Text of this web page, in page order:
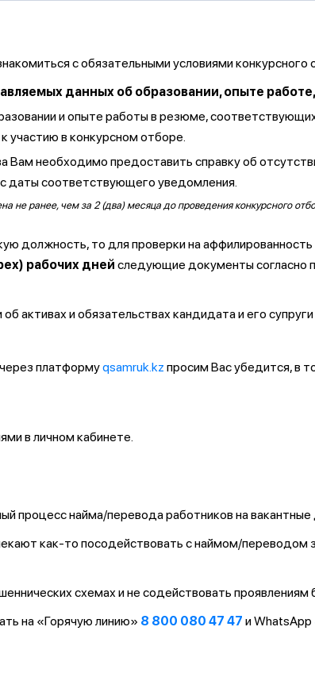
с обязательными условиями конкурсного
данных об образовании, опыте
и опыте работы в резюме,
в конкурсном отборе.
необходимо предоставить справку об
с даты соответствующего уведомления.
ранее, чем за 2 (два) месяца до проведения конкурсного
должность, то для проверки на
рабочих дней следующие документы согласно
активах и обязательствах кандидата и его супруги
платформуqsamruk.kz просим Вас убедится, в
в личном кабинете.
процесс найма/перевода работников на
как-то посодействовать с наймом/переводом
схемах и не содействовать проявлениям
на «Горячую линию» 8 800 080 47 47 и WhatsApp